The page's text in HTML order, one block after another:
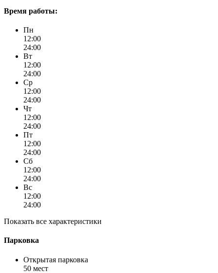
Время работы:
Пн
12:00
24:00
Вт
12:00
24:00
Ср
12:00
24:00
Чт
12:00
24:00
Пт
12:00
24:00
Сб
12:00
24:00
Вс
12:00
24:00
Показать все характеристики
Парковка
Открытая парковка
50 мест